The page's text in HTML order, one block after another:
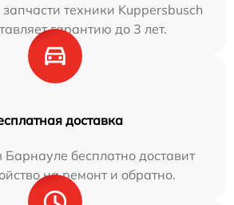
техники Kuppersbusch
гарантию до 3 лет.
доставка
бесплатно доставит
на ремонт и обратно.